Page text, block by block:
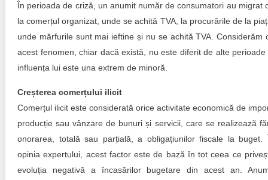
În perioada de criză, un anumit număr de consumatori au migrat
la comerțul organizat, unde se achită TVA, la procurările de la
unde mărfurile sunt mai ieftine și nu se achită TVA. Considerăm
acest fenomen, chiar dacă există, nu este diferit de alte perioade
influența lui este una extrem de minoră.
Creșterea comerțului ilicit
Comerțul ilicit este considerată orice activitate economică de
producție sau vânzare de bunuri și servicii, care se realizează
onorarea, totală sau parțială, a obligațiunilor fiscale la buget.
opinia expertului, acest factor este de bază în tot ceea ce
evoluția negativă a încasărilor bugetare din acest an.